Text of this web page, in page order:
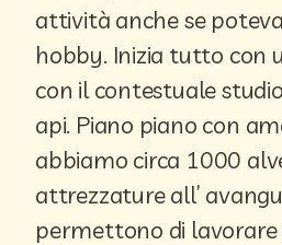
attività anche se
hobby. Inizia tutto con
con il contestuale
api. Piano piano con
abbiamo circa 1000
attrezzature all’
permettono di lavorare